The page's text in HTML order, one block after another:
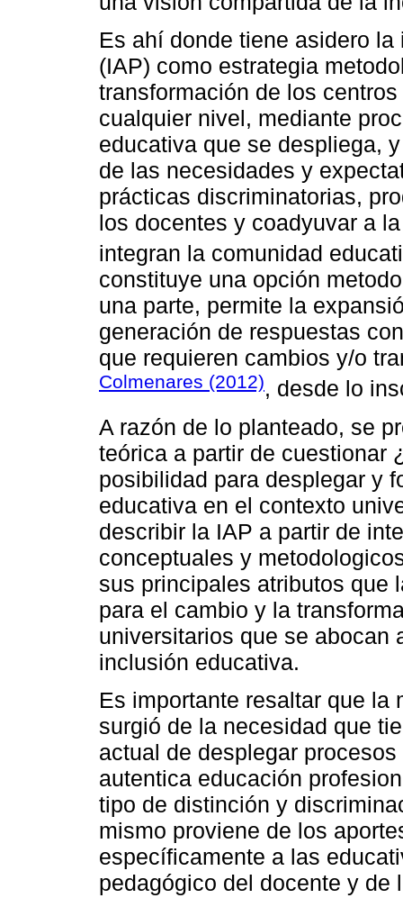
Es ahí donde tiene asidero
(IAP) como estrategia
transformación de los
cualquier nivel, mediante
educativa que se despliega,
de las necesidades y
prácticas discriminatorias,
los docentes y coadyuvar a
integran la comunidad
constituye una opción
una parte, permite la
generación de respuestas
que requieren cambios y/o
Colmenares (2012), desde lo
A razón de lo planteado, se
teórica a partir de cuestionar
posibilidad para desplegar y
educativa en el contexto
describir la IAP a partir de
conceptuales y
sus principales atributos que
para el cambio y la
universitarios que se abocan
inclusión educativa.
Es importante resaltar que
surgió de la necesidad que
actual de desplegar
autentica educación
tipo de distinción y
mismo proviene de los
específicamente a las
pedagógico del docente y de